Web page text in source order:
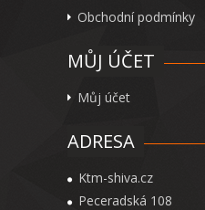
Obchodní podmínky
MŮJ ÚČET
Můj účet
ADRESA
Ktm-shiva.cz
Peceradská 108